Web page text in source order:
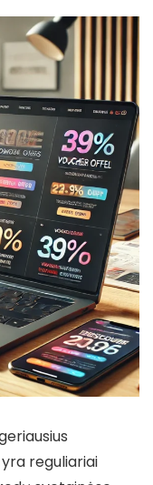
yra reguliariai